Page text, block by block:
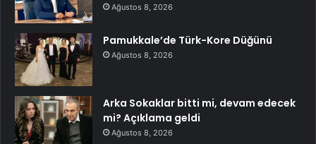
Ağustos 8, 2026
Pamukkale’de Türk-Kore Düğünü
Ağustos 8, 2026
Arka Sokaklar bitti mi, devam edecek
mi? Açıklama geldi
Ağustos 8, 2026